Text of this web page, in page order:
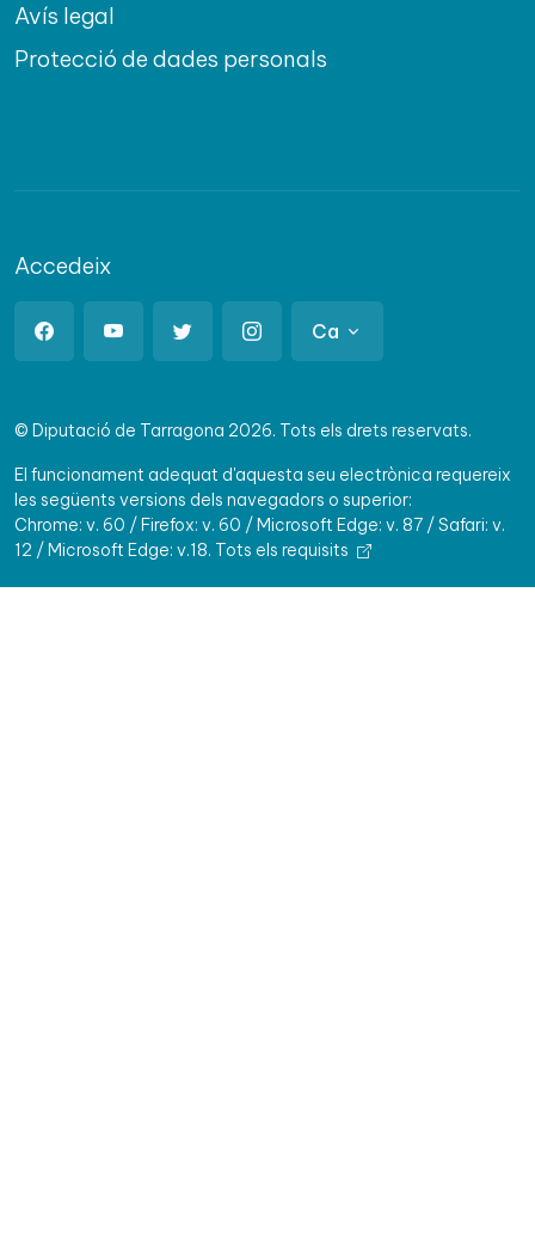
Avís legal
Protecció de dades personals
Accedeix
Ca
© Diputació de Tarragona 2026. Tots els drets reservats.
El funcionament adequat d'aquesta seu electrònica requereix
les següents versions dels navegadors o superior:
Chrome: v. 60 / Firefox: v. 60 / Microsoft Edge: v. 87 / Safari: v.
12 / Microsoft Edge: v.18. Tots els requisits